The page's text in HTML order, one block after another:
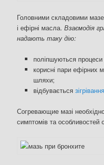
Головними складовими
і ефірні масла.Взаємодія
надають таку дію:
поліпшуються процеси
корисні пари ефірних
шляхи;
відбувається
Согревающие мазі
симптомів та особливостей